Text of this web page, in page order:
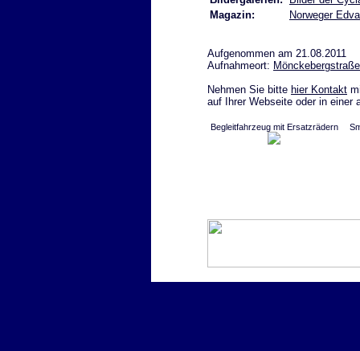
Magazin:
Norweger
Aufgenommen am 21.08.2011
Aufnahmeort: Mönckebergstraße
Nehmen Sie bitte hier Kontakt
auf Ihrer Webseite oder in einer
Begleitfahrzeug mit Ersatzrädern